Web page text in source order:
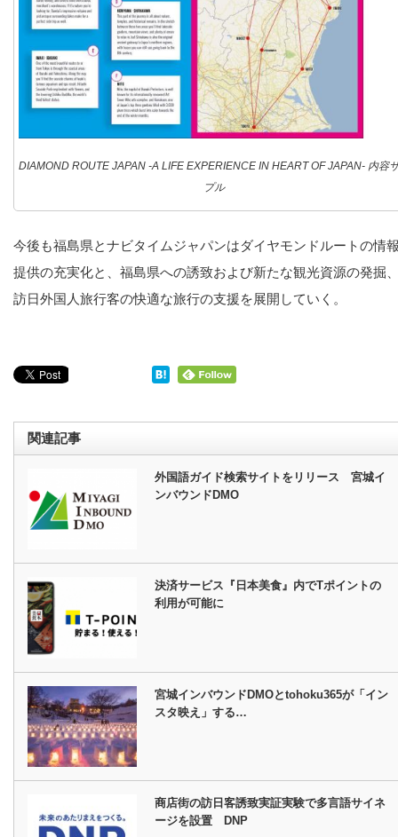
DIAMOND ROUTE JAPAN -A LIFE EXPERIENCE IN HEART OF JAPAN- 内容
プル
今後も福島県とナビタイムジャパンはダイヤモンドルートの情
提供の充実化と、福島県への誘致および新たな観光資源の発掘
訪日外国人旅行客の快適な旅行の支援を展開していく。
関連記事
外国語ガイド検索サイトをリリース 宮城イ
ンバウンドDMO
決済サービス『日本美食』内でTポイントの
利用が可能に
宮城インバウンドDMOとtohoku365が「イン
スタ映え」する…
商店街の訪日客誘致実証実験で多言語サイネ
ージを設置 DNP